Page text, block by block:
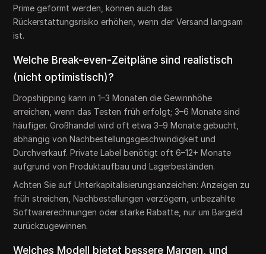
Prime geformt werden, können auch das
Rückerstattungsrisiko erhöhen, wenn der Versand langsam
ist.
Welche Break-even-Zeitpläne sind realistisch
(nicht optimistisch)?
Dropshipping kann in 1–3 Monaten die Gewinnhöhe
erreichen, wenn das Testen früh erfolgt; 3–6 Monate sind
häufiger. Großhandel wird oft etwa 3–9 Monate gebucht,
abhängig von Nachbestellungsgeschwindigkeit und
Durchverkauf. Private Label benötigt oft 6–12+ Monate
aufgrund von Produktaufbau und Lagerbeständen.
Achten Sie auf Unterkapitalisierungsanzeichen: Anzeigen zu
früh streichen, Nachbestellungen verzögern, unbezahlte
Softwarerechnungen oder starke Rabatte, nur um Bargeld
zurückzugewinnen.
Welches Modell bietet bessere Margen, und